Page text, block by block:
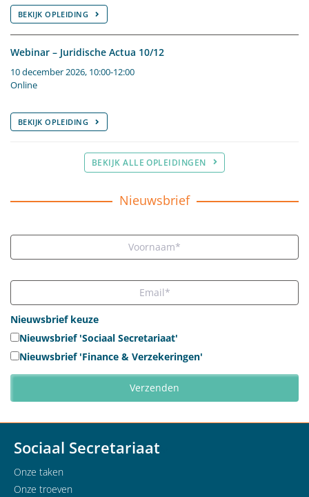
BEKIJK OPLEIDING
Webinar – Juridische Actua 10/12
10 december 2026, 10:00-12:00
Online
BEKIJK OPLEIDING
BEKIJK ALLE OPLEIDINGEN
Nieuwsbrief
Nieuwsbrief keuze
Nieuwsbrief 'Sociaal Secretariaat'
Nieuwsbrief 'Finance & Verzekeringen'
Sociaal Secretariaat
Onze taken
Onze troeven